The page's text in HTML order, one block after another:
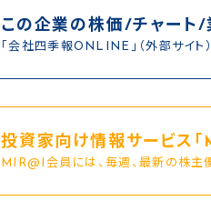
この企業の株価/チャート/
「会社四季報ONLINE」（外部サイト
投資家向け情報サービス｢
MIR@I会員には、毎週、最新の株主